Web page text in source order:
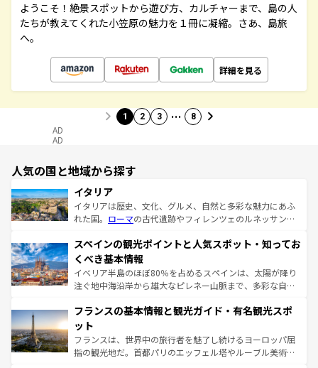
ようこそ！絶景スポットから遊び方、カルチャーまで、島の人
たちが教えてくれた小笠原の魅力を１冊に凝縮。さあ、島旅
へ。
詳細を見る
1 2 3 … 8
AD
AD
人気の国と地域から探す
イタリア
イタリアは歴史、文化、グルメ、自然と多彩な魅力にあふ
れた国。 ローマの古代遺跡やフィレンツェのルネッサンス
ろん、トスカーナの美しい田園風景やアマルフィ海岸の絶
景など、自然景観も見逃せない。観光の合間には、本場の
ピザやパスタなど、絶品のイタリア料理を堪能することも
できる。朝目覚めてから夜眠るまで、すべての瞬間を楽し
なお、新着のイタリア情報はコンテンツ一覧を参照してほ
しい。
スペインの観光ポイントと人気スポット・知ってお
くべき基本情報
イベリア半島のほぼ80％を占めるスペインは、太陽が降り
注ぐ地中海沿岸から雄大なピレネー山脈まで、多彩な自然
文化が根付くこの国では、情熱的なフラメンコ、熱気あふ
れる闘牛、そして美味しいタパスが生活の一部となってい
る。首都マドリードの洗練された雰囲気や、バルセロナの
アートに溢れた街角から、地方では古代ローマ遺跡や中世
フランスの基本情報と観光ガイド・有名観光スポ
ット
フランスは、世界中の旅行者を魅了し続けるヨーロッパ屈
指の観光地だ。首都パリのエッフェル塔やルーブル美術館